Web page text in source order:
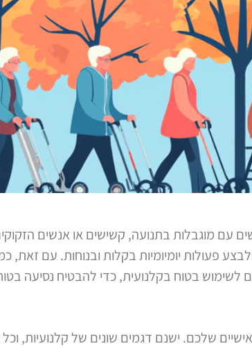
עם מוגבלות בתנועה, קשישים או אנשים
פעולות יומיומיות בקלות ובנוחות. עם זאת,
לשימוש בטוח בקלנועית, כדי להבטיח נסיעה
שלכם. ישנם דגמים שונים של קלנועיות,